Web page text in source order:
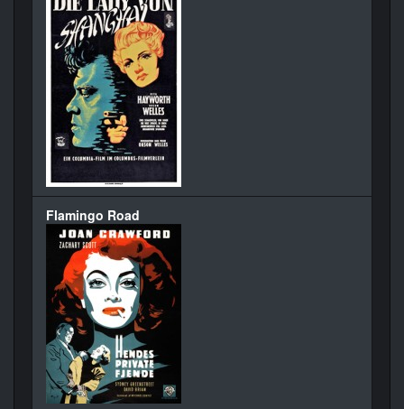
Flamingo Road